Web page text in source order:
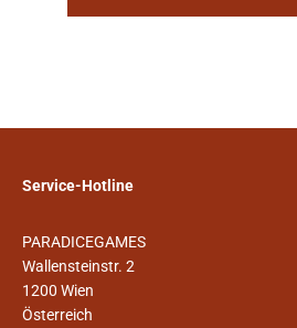
Service-Hotline
PARADICEGAMES
Wallensteinstr. 2
1200 Wien
Österreich